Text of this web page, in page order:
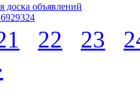
доска объявлений
22 23